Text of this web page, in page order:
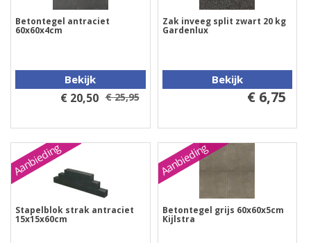
Betontegel antraciet
60x60x4cm
Bekijk
€ 20,50 € 25,95
Zak inveeg split zwart 20 kg
Gardenlux
Bekijk
€ 6,75
Aanbieding
Stapelblok strak antraciet
15x15x60cm
Aanbieding
Betontegel grijs 60x60x5cm
Kijlstra